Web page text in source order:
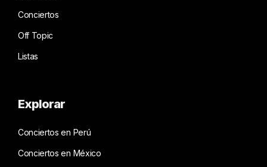
Conciertos
Off Topic
Listas
Explorar
Conciertos en Perú
Conciertos en México